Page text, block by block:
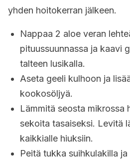
yhden hoitokerran jälkeen.
Nappaa 2 aloe veran
pituussuunnassa ja kaavi
talteen lusikalla.
Aseta geeli kulhoon ja
kookosöljyä.
Lämmitä seosta mikrossa
sekoita tasaiseksi. Levitä
kaikkialle hiuksiin.
Peitä tukka suihkulakilla